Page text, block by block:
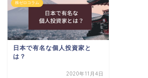
株ゼロコラム
日本で有名な個人投資家と
は？
2020年11月4日